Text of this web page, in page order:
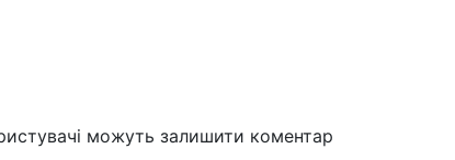
можуть залишити коментар